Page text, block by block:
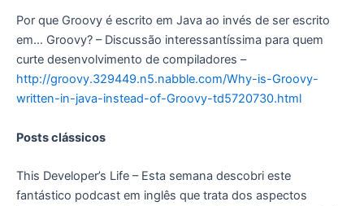
Por que Groovy é escrito em Java ao invés de ser escrito
em… Groovy? – Discussão interessantíssima para quem
curte desenvolvimento de compiladores –
http://groovy.329449.n5.nabble.com/Why-is-Groovy-
written-in-java-instead-of-Groovy-td5720730.html
Posts clássicos
This Developer’s Life – Esta semana descobri este
fantástico podcast em inglês que trata dos aspectos